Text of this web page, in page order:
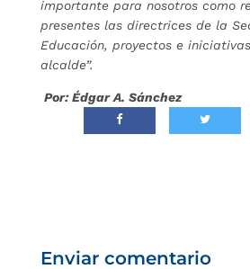
importante para nosotros como
presentes las directrices de la
Educación, proyectos e
alcalde”.
Por: Édgar A. Sánchez
Enviar comentario